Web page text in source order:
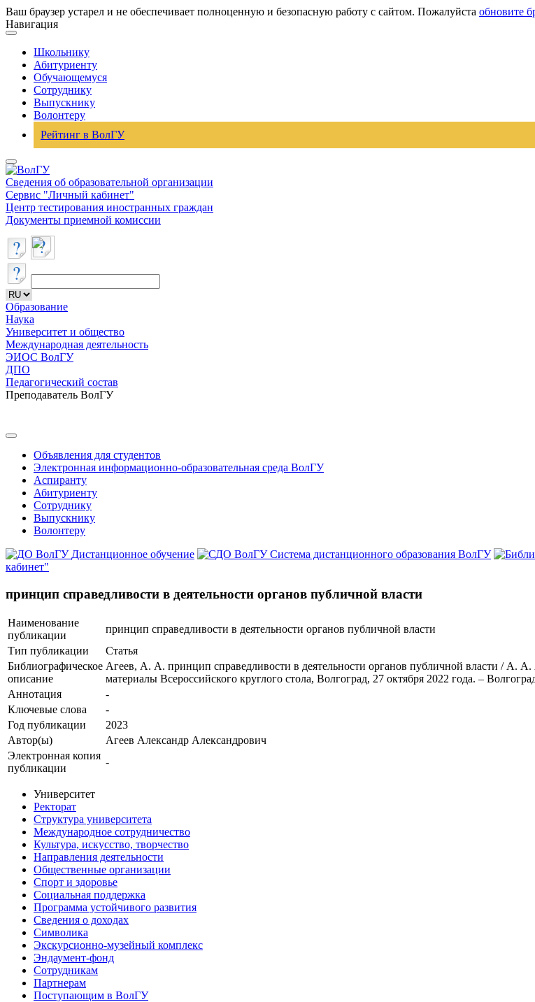
Ваш браузер устарел и не обеспечивает полноценную и безопасную работу с сайтом. Пожалуйста обновите
Навигация
Школьнику
Абитуриенту
Обучающемуся
Сотруднику
Выпускнику
Волонтеру
Рейтинг в ВолГУ
Сведения об образовательной организации
Сервис "Личный кабинет"
Центр тестирования иностранных граждан
Документы приемной комиссии
Образование
Наука
Университет и общество
Международная деятельность
ЭИОС ВолГУ
ДПО
Педагогический состав
Преподаватель ВолГУ
Объявления для студентов
Электронная информационно-образовательная среда ВолГУ
Аспиранту
Абитуриенту
Сотруднику
Выпускнику
Волонтеру
Дистанционное обучение
Система дистанционного образования ВолГУ
кабинет"
принцип справедливости в деятельности органов публичной власти
Наименование
публикации
принцип справедливости в деятельности органов публичной власти
Тип публикации
Статья
Библиографическое
описание
Агеев, А. А. принцип справедливости в деятельности органов публичной власти / А.
материалы Всероссийского круглого стола, Волгоград, 27 октября 2022 года. –
Аннотация
-
Ключевые cлова
-
Год публикации
2023
Автор(ы)
Агеев Александр Александрович
Электронная копия
публикации
-
Университет
Ректорат
Структура университета
Международное сотрудничество
Культура, искусство, творчество
Направления деятельности
Общественные организации
Спорт и здоровье
Социальная поддержка
Программа устойчивого развития
Сведения о доходах
Символика
Экскурсионно-музейный комплекс
Эндаумент-фонд
Сотрудникам
Партнерам
Поступающим в ВолГУ